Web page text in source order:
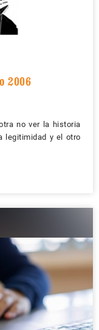
2006
no ver la historia
legitimidad y el otro